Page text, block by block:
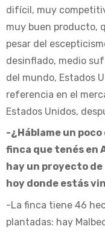
difícil, muy
muy buen producto,
pesar del
desinflado, medio
del mundo, Estados
referencia en el
Estados Unidos,
-¿Háblame un
finca que tenés en
hay un proyecto
hoy donde estás
-La finca tiene 46
plantadas: hay